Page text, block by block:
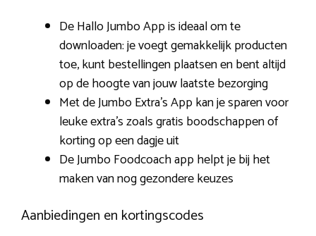
De Hallo Jumbo App is ideaal om te
downloaden: je voegt gemakkelijk producten
toe, kunt bestellingen plaatsen en bent altijd
op de hoogte van jouw laatste bezorging
Met de Jumbo Extra’s App kan je sparen voor
leuke extra’s zoals gratis boodschappen of
korting op een dagje uit
De Jumbo Foodcoach app helpt je bij het
maken van nog gezondere keuzes
Aanbiedingen en kortingscodes